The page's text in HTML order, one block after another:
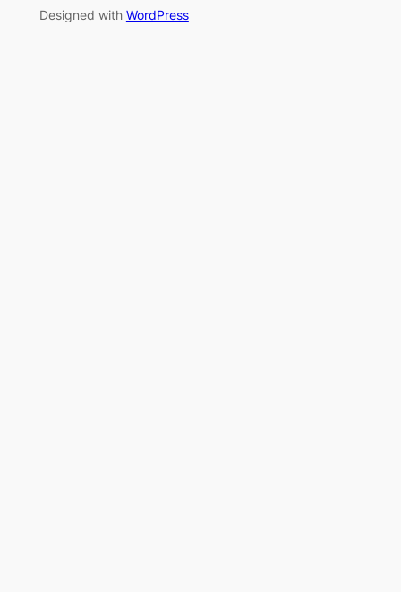
Designed with WordPress